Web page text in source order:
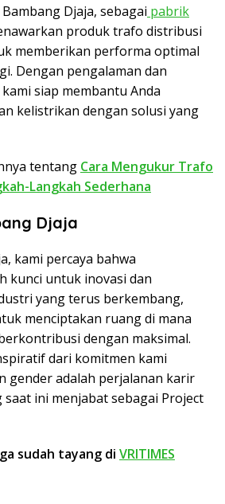
Djaja, sebagai pabrik
produk trafo distribusi
memberikan performa optimal
Dengan pengalaman dan
siap membantu Anda
kelistrikan dengan solusi yang
tentang Cara Mengukur Trafo
Langkah Sederhana
Djaja
kami percaya bahwa
kunci untuk inovasi dan
yang terus berkembang,
menciptakan ruang di mana
dengan maksimal.
dari komitmen kami
gender adalah perjalanan karir
saat ini menjabat sebagai Project
sudah tayang di VRITIMES